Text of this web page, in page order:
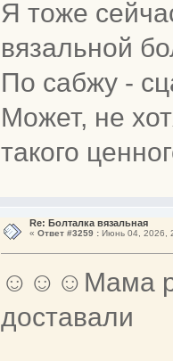
Я тоже
вязальной
По сабжу -
Может, не
такого
Re: Болталка вязальная
« Ответ #3259 :Июнь 04, 2026,
☺☺☺Мама
доставали